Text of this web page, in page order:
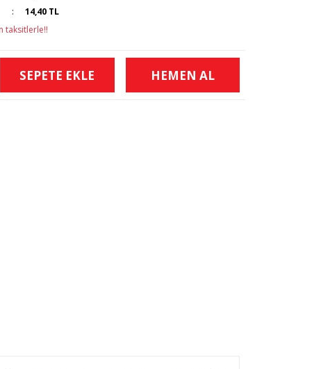
14,40 TL
taksitlerle!!
SEPETE EKLE HEMEN AL